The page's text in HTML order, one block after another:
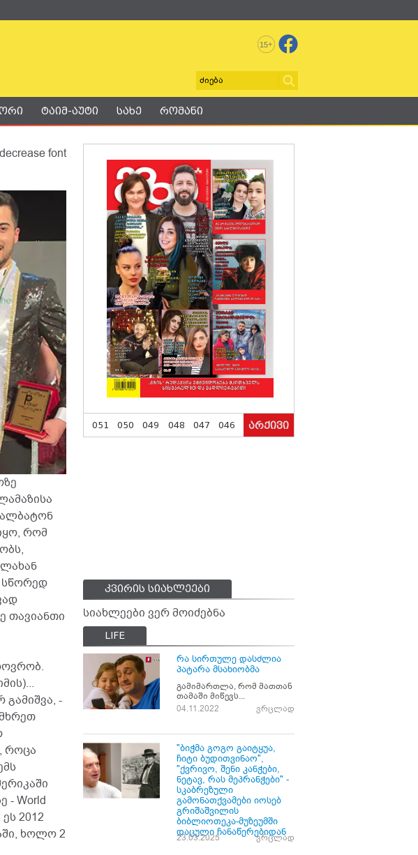
15+
ტაიმ-აუტი სახე რომანი
რომ
სწორედ
თავიანთი
-
როცა
- World
2012
ხოლო 2
051 050 049 048 047 046 არქივი
კვირის სიახლეები
სიახლეები ვერ მოიძებნა
LIFE
რა სირთულე დასძლია
პატარა მსახიობმა
გამიმართლა, რომ მათთან
თამაში მიწევს...
04.11.2022
ვრცლად
"ბიჭმა გოგო გაიტყუა,
ჩიტი ბუდითვინაო",
"ქვრივო, შენი კანჭები,
ნეტავ, რას მეპრანჭები" -
სკაბრეზული
გამონათქვამები იოსებ
გრიშაშვილის
ბიბლიოთეკა-მუზეუმში
დაცული ჩანაწერებიდან
23.03.2025 ვრცლად